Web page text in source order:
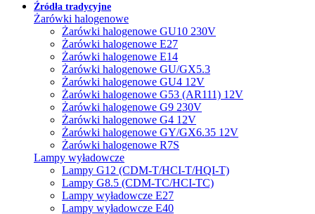
Źródła tradycyjne
Żarówki halogenowe
Żarówki halogenowe GU10 230V
Żarówki halogenowe E27
Żarówki halogenowe E14
Żarówki halogenowe GU/GX5.3
Żarówki halogenowe GU4 12V
Żarówki halogenowe G53 (AR111) 12V
Żarówki halogenowe G9 230V
Żarówki halogenowe G4 12V
Żarówki halogenowe GY/GX6.35 12V
Żarówki halogenowe R7S
Lampy wyładowcze
Lampy G12 (CDM-T/HCI-T/HQI-T)
Lampy G8.5 (CDM-TC/HCI-TC)
Lampy wyładowcze E27
Lampy wyładowcze E40